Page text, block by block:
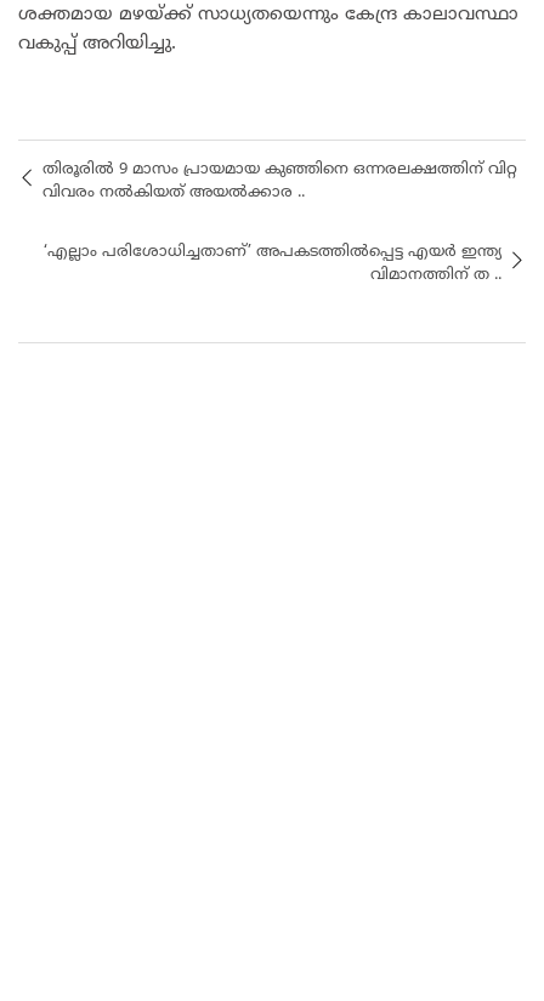
ശക്തമായ മഴയ്ക്ക് സാധ്യതയെന്നും കേന്ദ്ര കാലാവസ്ഥാ
വകുപ്പ് അറിയിച്ചു.
തിരൂരിൽ 9 മാസം പ്രായമായ കുഞ്ഞിനെ ഒന്നരലക്ഷത്തിന് വിറ്റ
വിവരം നൽകിയത് അയൽക്കാര ..
‘എല്ലാം പരിശോധിച്ചതാണ്’ അപകടത്തിൽപ്പെട്ട എയർ ഇന്ത്യ
വിമാനത്തിന് ത ..